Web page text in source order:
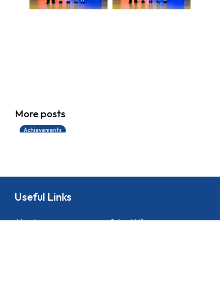
More posts
Achievements
14/07/2026
Useful Links
About
School Life